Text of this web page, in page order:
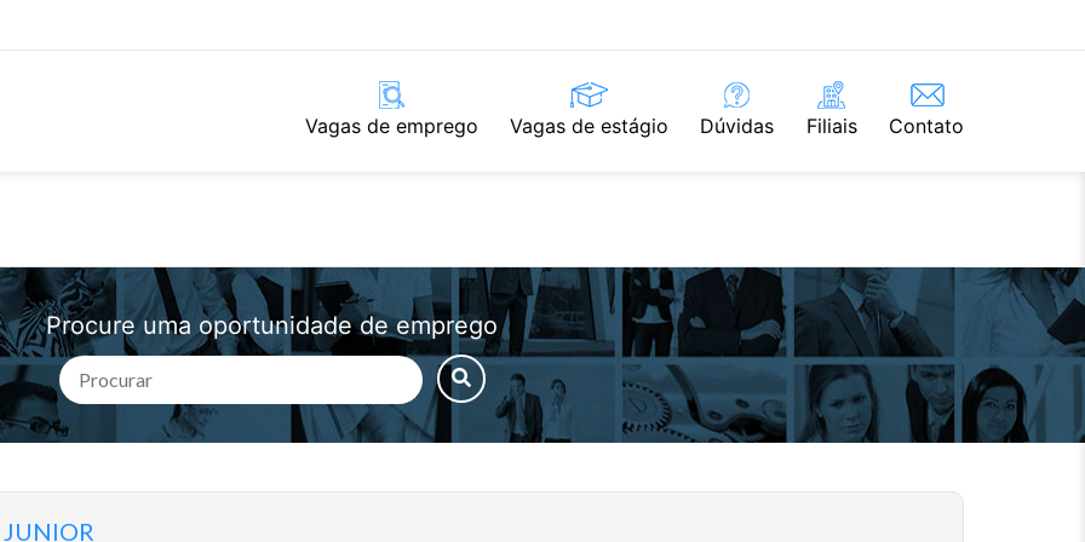
Vagas de emprego Vagas de estágio Dúvidas Filiais Contato
Procure uma oportunidade de emprego